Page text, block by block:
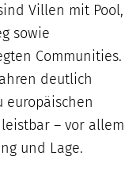
Villen mit Pool,
sowie
Communities.
deutlich
europäischen
– vor allem
und Lage.